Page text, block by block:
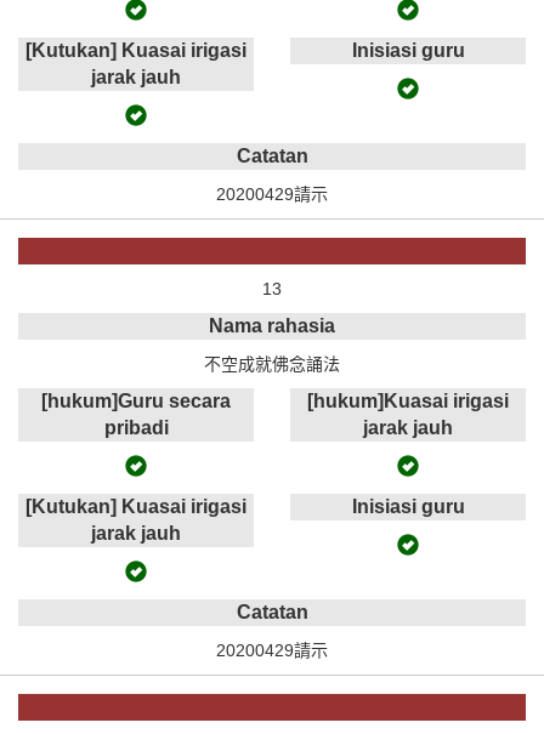
[Kutukan] Kuasai irigasi
jarak jauh
Inisiasi guru
Catatan
20200429請示
13
Nama rahasia
不空成就佛念誦法
[hukum]Guru secara
pribadi
[hukum]Kuasai irigasi
jarak jauh
[Kutukan] Kuasai irigasi
jarak jauh
Inisiasi guru
Catatan
20200429請示